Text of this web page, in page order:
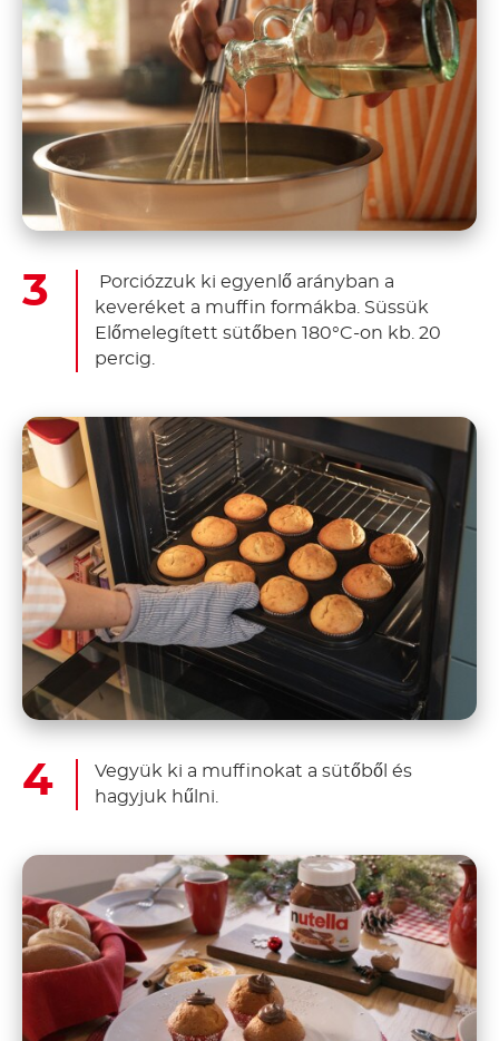
Porciózzuk ki egyenlő arányban a
keveréket a muffin formákba. Süssük
Előmelegített sütőben 180°C-on kb. 20
percig.
Vegyük ki a muffinokat a sütőből és
hagyjuk hűlni.